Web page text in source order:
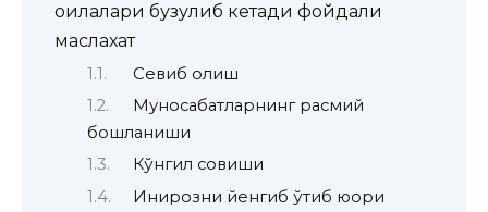
оилалари бузулиб кетади фойдали
маслахат
Севиб қолиш
Муносабатларнинг расмий
бошланиши
Кўнгил совиши
Инқирозни йенгиб ўтиб юқори